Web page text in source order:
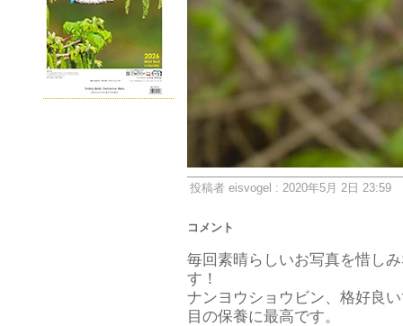
投稿者 eisvogel : 2020年5月 2日 23:59
コメント
毎回素晴らしいお写真を惜し
す！
ナンヨウショウビン、格好良
目の保養に最高です。